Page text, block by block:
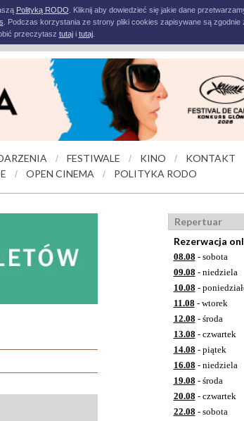
Polityką RODO . Kliknij aby dowiedzieć się jakie dane
. Podczas korzystania ze strony pliki cookies zapisywane są
przeczytasz tutaji tutaj.
/ FESTIWALE / KINO /
KONTAKT
/ OPEN CINEMA / POLITYKA RODO
Repertuar
Rezerwacja
08.08 - sobota
09.08 - niedziela
10.08 -
11.08 - wtorek
12.08 - środa
13.08 - czwartek
14.08 - piątek
16.08 - niedziela
19.08 - środa
20.08 - czwartek
22.08 - sobota